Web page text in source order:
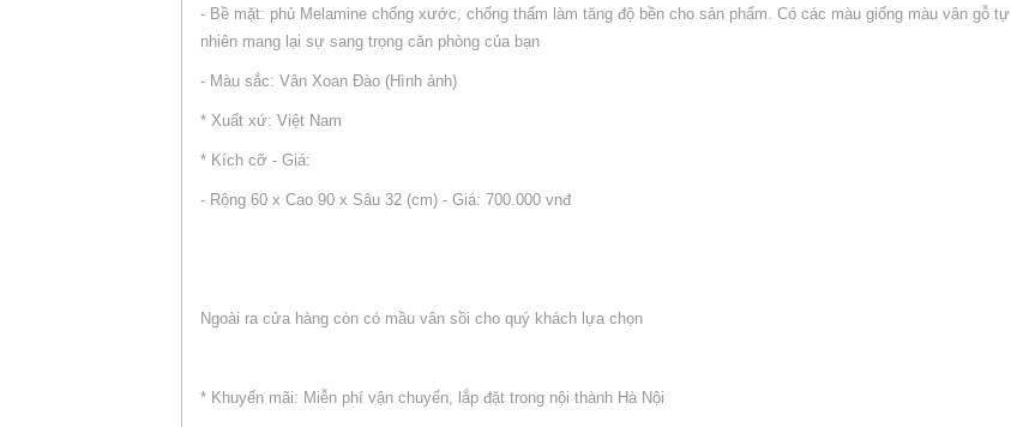
- Bề mặt: phủ Melamine chống xước, chống thấm làm tăng độ bền cho sản phẩm. Có các màu giống màu vân gỗ tự
nhiên mang lại sự sang trọng căn phòng của bạn
- Màu sắc: Vân Xoan Đào (Hình ảnh)
* Xuất xứ: Việt Nam
* Kích cỡ - Giá:
- Rộng 60 x Cao 90 x Sâu 32 (cm) - Giá: 700.000 vnđ
Ngoài ra cửa hàng còn có mầu vân sồi cho quý khách lựa chọn
* Khuyến mãi: Miễn phí vận chuyển, lắp đặt trong nội thành Hà Nội